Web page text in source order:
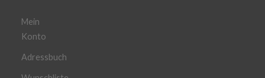
Mein
Konto
Adressbuch